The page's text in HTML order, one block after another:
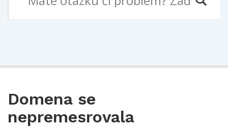
Domena se
nepremesrovala